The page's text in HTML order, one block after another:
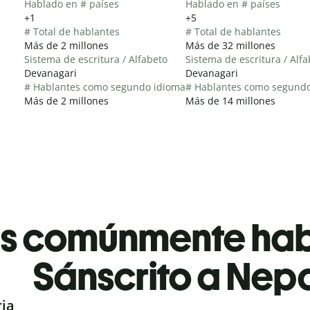
Hablado en # países
+1
# Total de hablantes
Más de 2 millones
Sistema de escritura / Alfabeto
Devanagari
# Hablantes como segundo idioma
Más de 2 millones
Hablado en # países
+5
# Total de hablantes
Más de 32 millones
Sistema de escritura /
Devanagari
# Hablantes como
Más de 14 millones
comúnmente
Sánscrito a